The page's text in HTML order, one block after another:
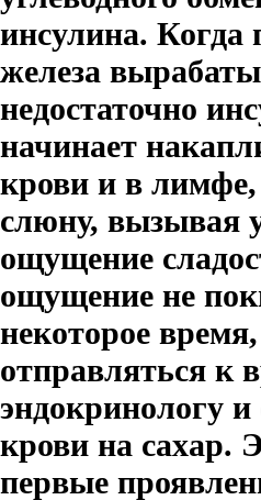
инсулина. Когда
железа
недостаточно
начинает
крови и в лимфе,
слюну, вызывая
ощущение
ощущение не
некоторое
отправляться к
эндокринологу и
крови на сахар.
первые